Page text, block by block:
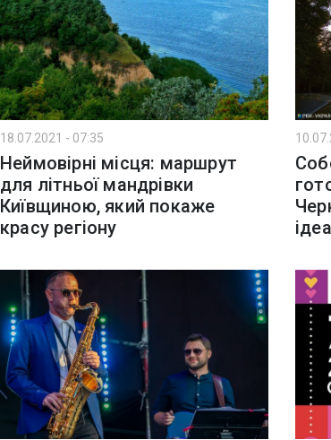
18.07.2021 - 07:35
Неймовірні місця: маршрут
для літньої мандрівки
Київщиною, який покаже
красу регіону